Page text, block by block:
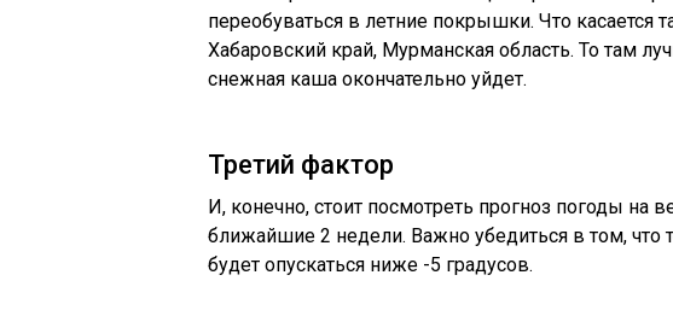
переобуваться в летние покрышки. Что касается
Хабаровский край, Мурманская область. То там
снежная каша окончательно уйдет.
Третий фактор
И, конечно, стоит посмотреть прогноз погоды на
ближайшие 2 недели. Важно убедиться в том, что
будет опускаться ниже -5 градусов.